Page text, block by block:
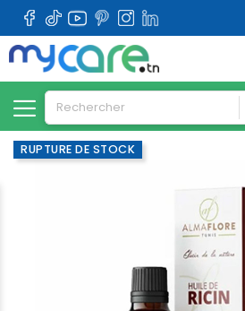
RUPTURE DE STOCK